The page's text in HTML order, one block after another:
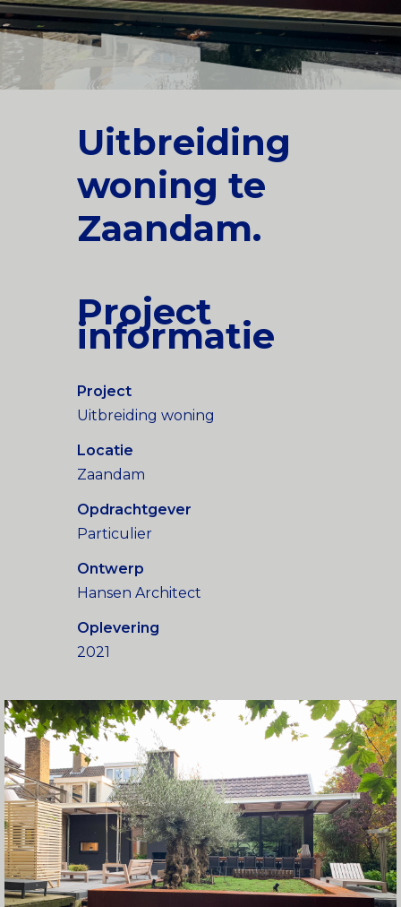
Uitbreiding
woning te
Zaandam.
Project
informatie
Project
Uitbreiding woning
Locatie
Zaandam
Opdrachtgever
Particulier
Ontwerp
Hansen Architect
Oplevering
2021